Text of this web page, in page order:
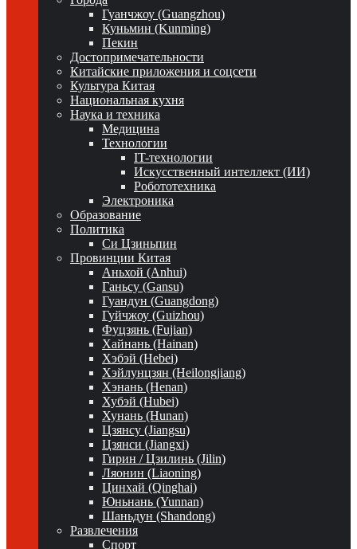
Гуанчжоу (Guangzhou)
Куньмин (Kunming)
Пекин
Достопримечательности
Китайские приложения и соцсети
Культура Китая
Национальная кухня
Наука и техника
Медицина
Технологии
IT-технологии
Искусственный интеллект (ИИ)
Робототехника
Электроника
Образование
Политика
Си Цзиньпин
Провинции Китая
Аньхой (Anhui)
Ганьсу (Gansu)
Гуандун (Guangdong)
Гуйчжоу (Guizhou)
Фуцзянь (Fujian)
Хайнань (Hainan)
Хэбэй (Hebei)
Хэйлунцзян (Heilongjiang)
Хэнань (Henan)
Хубэй (Hubei)
Хунань (Hunan)
Цзянсу (Jiangsu)
Цзянси (Jiangxi)
Гирин / Цзилинь (Jilin)
Ляонин (Liaoning)
Цинхай (Qinghai)
Юньнань (Yunnan)
Шаньдун (Shandong)
Развлечения
Спорт